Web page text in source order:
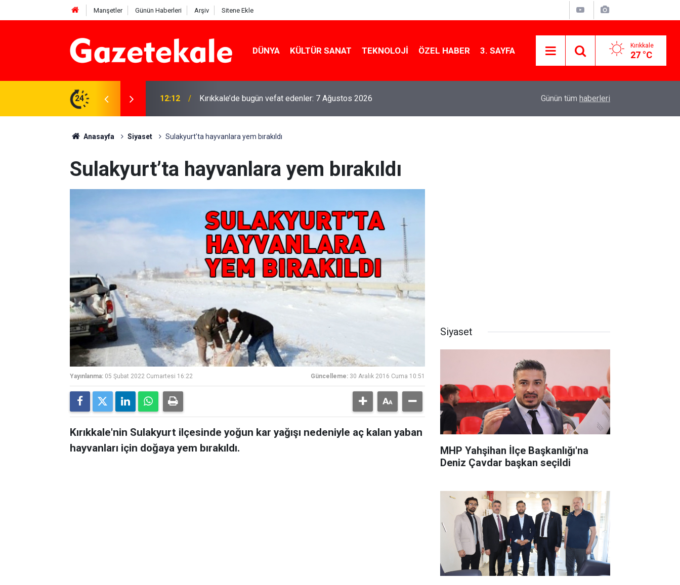
Manşetler Günün Haberleri Arşiv Sitene Ekle
DÜNYA KÜLTÜR SANAT TEKNOLOJI ÖZEL HABER 3. SAYFA Kırıkkale
27 °C
24
karşı denetimler artırıldı 12:12 Kırıkkale’de bugün vefat edenler: 7 Ağustos 2026 MKE’nin Yerli Savunma Teknolojileri Dünya
Günün tüm haberleri
Anasayfa Siyaset Sulakyurt’ta hayvanlara yem bırakıldı
Sulakyurt’ta hayvanlara yem bırakıldı
Yayınlanma: 05 Şubat 2022 Cumartesi 16:22 Güncelleme: 30 Aralık 2016 Cuma 10:51
Kırıkkale'nin Sulakyurt ilçesinde yoğun kar yağışı nedeniyle aç kalan yaban
hayvanları için doğaya yem bırakıldı.
Siyaset
MHP Yahşihan İlçe Başkanlığı'na
Deniz Çavdar başkan seçildi